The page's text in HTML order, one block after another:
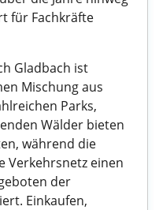
für Fachkräfte
Gladbach ist
Mischung aus
Parks,
Wälder bieten
während die
Verkehrsnetz einen
der
Einkaufen,